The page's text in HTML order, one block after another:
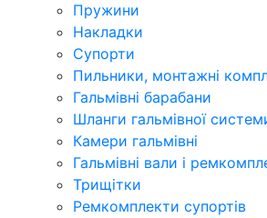
Пружини
Накладки
Супорти
Пильники, монтажні
Гальмівні барабани
Шланги гальмівної
Камери гальмівні
Гальмівні вали і
Трищітки
Ремкомплекти супортів